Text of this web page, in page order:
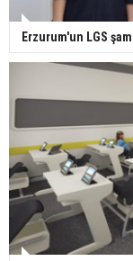
Erzurum'un LGS